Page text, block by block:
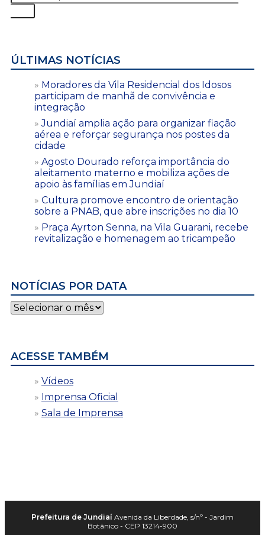
ÚLTIMAS NOTÍCIAS
Moradores da Vila Residencial dos Idosos
participam de manhã de convivência e
integração
Jundiaí amplia ação para organizar fiação
aérea e reforçar segurança nos postes da
cidade
Agosto Dourado reforça importância do
aleitamento materno e mobiliza ações de
apoio às famílias em Jundiaí
Cultura promove encontro de orientação
sobre a PNAB, que abre inscrições no dia 10
Praça Ayrton Senna, na Vila Guarani, recebe
revitalização e homenagem ao tricampeão
NOTÍCIAS POR DATA
Notícias
por
ACESSE TAMBÉM
Vídeos
Imprensa Oficial
Sala de Imprensa
Prefeitura de Jundiaí Avenida da Liberdade, s/nº - Jardim
Botânico - CEP 13214-900